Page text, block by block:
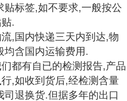
贴标签,如不要求,一般按公
.
流,国内快递三天内到达,物
均含国内运输费用.
们都有自已的检测报告,产品
,如收到货后,经检测含量
退换货.但据多年的出口